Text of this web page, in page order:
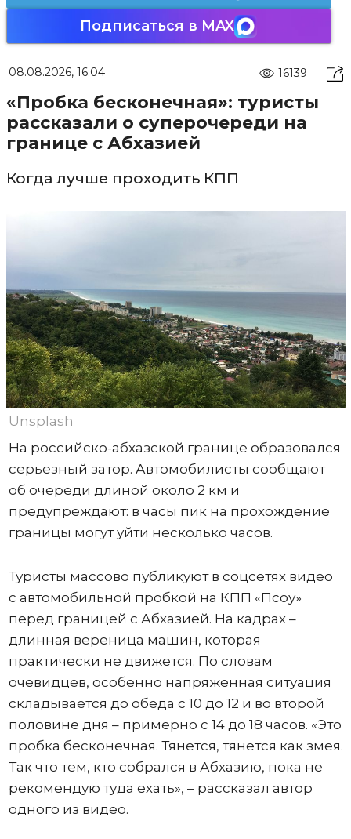
Подписаться в MAX
08.08.2026, 16:04 16139
«Пробка бесконечная»: туристы
рассказали о суперочереди на
границе с Абхазией
Когда лучше проходить КПП
Unsplash
На российско-абхазской границе образовался
серьезный затор. Автомобилисты сообщают
об очереди длиной около 2 км и
предупреждают: в часы пик на прохождение
границы могут уйти несколько часов.
Туристы массово публикуют в соцсетях видео
с автомобильной пробкой на КПП «Псоу»
перед границей с Абхазией. На кадрах –
длинная вереница машин, которая
практически не движется. По словам
очевидцев, особенно напряженная ситуация
складывается до обеда с 10 до 12 и во второй
половине дня – примерно с 14 до 18 часов. «Это
пробка бесконечная. Тянется, тянется как змея.
Так что тем, кто собрался в Абхазию, пока не
рекомендую туда ехать», – рассказал автор
одного из видео.